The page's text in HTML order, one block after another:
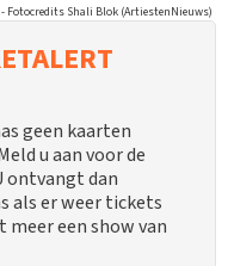
Fotocredits Shali Blok (ArtiestenNieuws)
geen kaarten
u aan voor de
ontvangt dan
als er weer tickets
meer een show van